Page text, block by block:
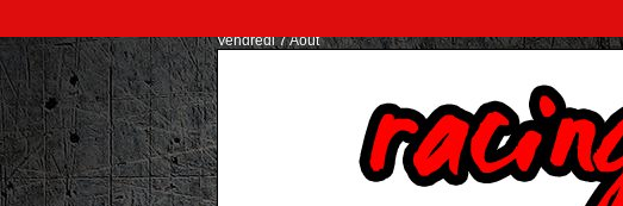
Vendredi 7 Août